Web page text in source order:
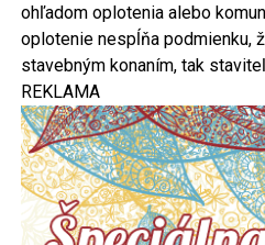
ohľadom oplotenia alebo
oplotenie nespĺňa podmienku,
stavebným konaním, tak
REKLAMA